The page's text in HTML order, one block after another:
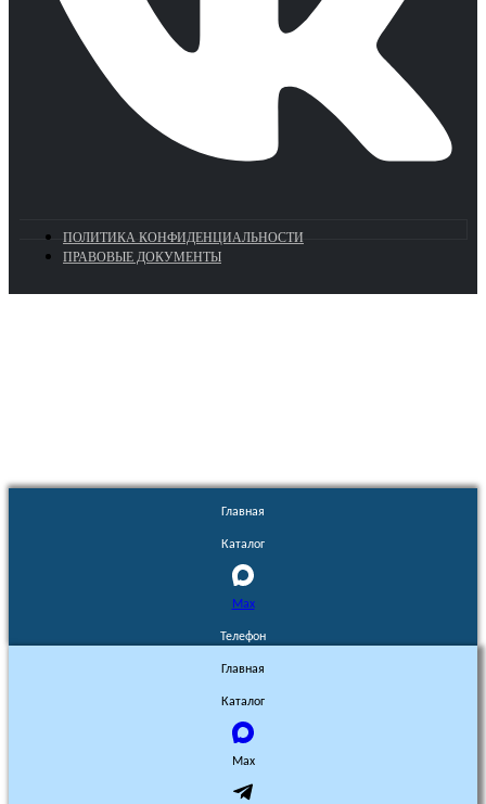
ПОЛИТИКА КОНФИДЕНЦИАЛЬНОСТИ
ПРАВОВЫЕ ДОКУМЕНТЫ
Главная
Каталог
Max
Телефон
Главная
Каталог
Max